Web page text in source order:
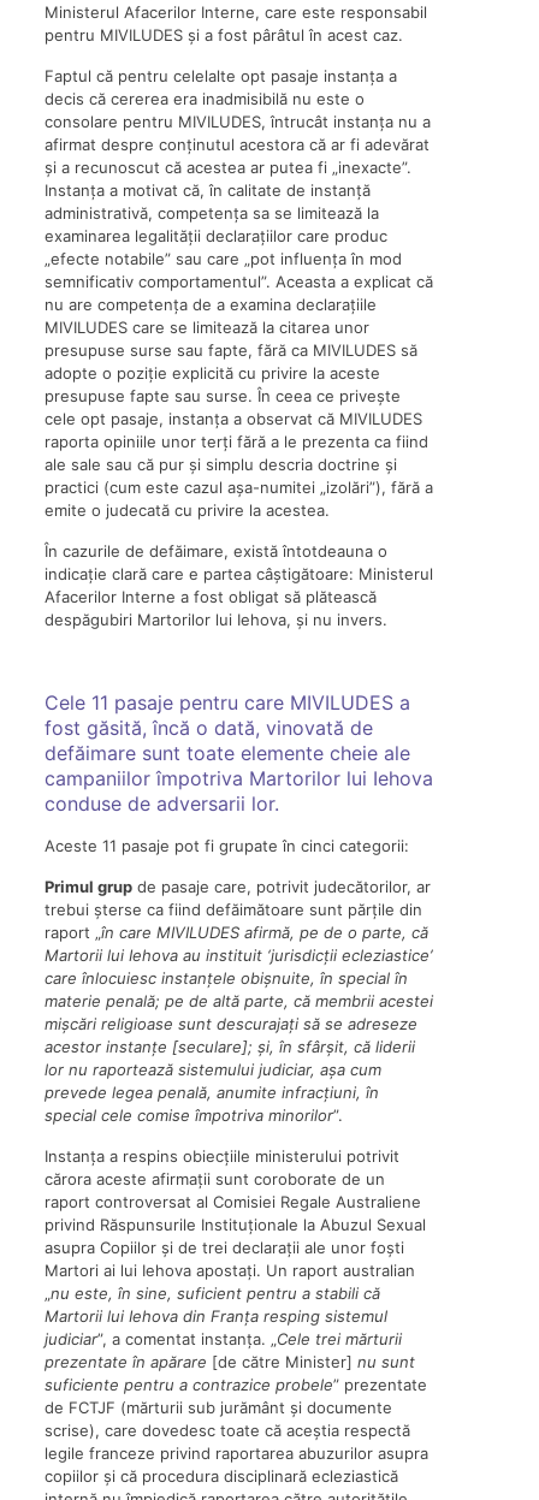
Ministerul Afacerilor Interne, care este responsabil
pentru MIVILUDES și a fost pârâtul în acest caz.
Faptul că pentru celelalte opt pasaje instanța a
decis că cererea era inadmisibilă nu este o
consolare pentru MIVILUDES, întrucât instanța nu a
afirmat despre conținutul acestora că ar fi adevărat
și a recunoscut că acestea ar putea fi „inexacte”.
Instanța a motivat că, în calitate de instanță
administrativă, competența sa se limitează la
examinarea legalității declarațiilor care produc
„efecte notabile” sau care „pot influența în mod
semnificativ comportamentul”. Aceasta a explicat că
nu are competența de a examina declarațiile
MIVILUDES care se limitează la citarea unor
presupuse surse sau fapte, fără ca MIVILUDES să
adopte o poziție explicită cu privire la aceste
presupuse fapte sau surse. În ceea ce privește
cele opt pasaje, instanța a observat că MIVILUDES
raporta opiniile unor terți fără a le prezenta ca fiind
ale sale sau că pur și simplu descria doctrine și
practici (cum este cazul așa-numitei „izolări”), fără a
emite o judecată cu privire la acestea.
În cazurile de defăimare, există întotdeauna o
indicație clară care e partea câștigătoare: Ministerul
Afacerilor Interne a fost obligat să plătească
despăgubiri Martorilor lui Iehova, și nu invers.
Cele 11 pasaje pentru care MIVILUDES a
fost găsită, încă o dată, vinovată de
defăimare sunt toate elemente cheie ale
campaniilor împotriva Martorilor lui Iehova
conduse de adversarii lor.
Aceste 11 pasaje pot fi grupate în cinci categorii:
Primul grupde pasaje care, potrivit judecătorilor, ar
trebui șterse ca fiind defăimătoare sunt părțile din
raport „în care MIVILUDES afirmă, pe de o parte, că
Martorii lui Iehova au instituit ‘jurisdicții ecleziastice’
care înlocuiesc instanțele obișnuite, în special în
materie penală; pe de altă parte, că membrii acestei
mișcări religioase sunt descurajați să se adreseze
acestor instanțe [seculare]; și, în sfârșit, că liderii
lor nu raportează sistemului judiciar, așa cum
prevede legea penală, anumite infracțiuni, în
special cele comise împotriva minorilor”.
Instanța a respins obiecțiile ministerului potrivit
cărora aceste afirmații sunt coroborate de un
raport controversat al Comisiei Regale Australiene
privind Răspunsurile Instituționale la Abuzul Sexual
asupra Copiilor și de trei declarații ale unor foști
Martori ai lui Iehova apostați. Un raport australian
„nu este, în sine, suficient pentru a stabili că
Martorii lui Iehova din Franța resping sistemul
judiciar”, a comentat instanța. „ Cele trei mărturii
prezentate în apărare [de către Minister] nu sunt
suficiente pentru a contrazice probele” prezentate
de FCTJF (mărturii sub jurământ și documente
scrise), care dovedesc toate că aceștia respectă
legile franceze privind raportarea abuzurilor asupra
copiilor și că procedura disciplinară ecleziastică